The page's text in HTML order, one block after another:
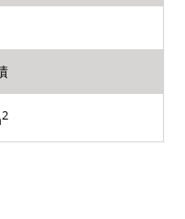
2